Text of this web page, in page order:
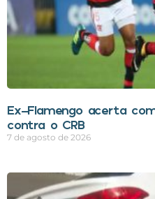
Ex-Flamengo acerta
contra o CRB
7 de agosto de 2026